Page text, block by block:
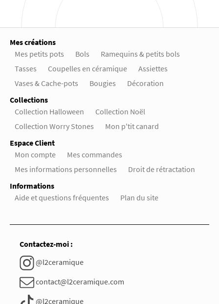
Mes créations
Mes petits pots
Bols
Ramequins & petits bols
Tasses
Coupelles en céramique
Assiettes
Vases & Cache-pots
Bougies
Décoration
Collections
Collection Halloween
Collection Noël
Collection Worry Stones
Mon p'tit canard
Espace Client
Mon compte
Mes commandes
Mes informations personnelles
Droit de rétractation
Informations
Aide et questions fréquentes
Plan du site
Contactez-moi :
@l2ceramique
contact@l2ceramique.com
@l2ceramique